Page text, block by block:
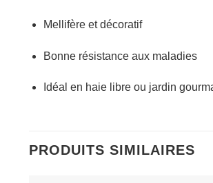
Mellifère et décoratif
Bonne résistance aux maladies
Idéal en haie libre ou jardin
PRODUITS SIMILAIRES